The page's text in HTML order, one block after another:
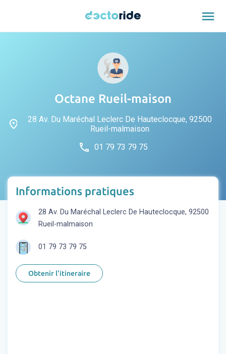
menu
Octane Rueil-maison
place
28 Av. Du Maréchal Leclerc De Hauteclocque, 92500
Rueil-malmaison
phone 01 79 73 79 75
Informations pratiques
28 Av. Du Maréchal Leclerc De Hauteclocque, 92500
Rueil-malmaison
01 79 73 79 75
Obtenir l'itineraire